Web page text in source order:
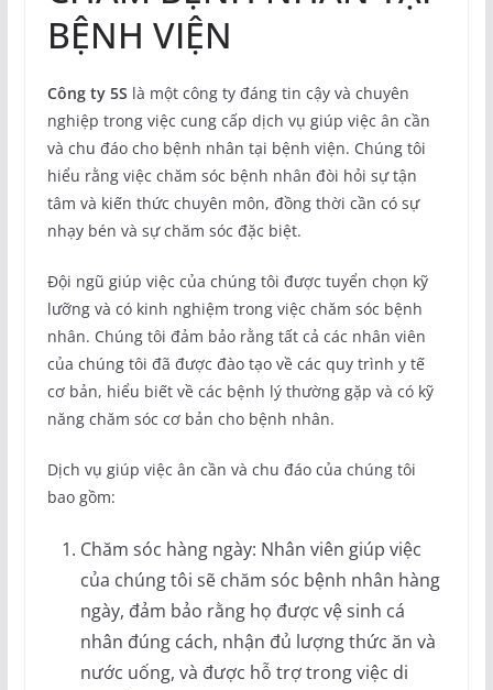
BỆNH VIỆN
Công ty 5S là một công ty đáng tin cậy và chuyên
nghiệp trong việc cung cấp dịch vụ giúp việc ân cần
và chu đáo cho bệnh nhân tại bệnh viện. Chúng tôi
hiểu rằng việc chăm sóc bệnh nhân đòi hỏi sự tận
tâm và kiến thức chuyên môn, đồng thời cần có sự
nhạy bén và sự chăm sóc đặc biệt.
Đội ngũ giúp việc của chúng tôi được tuyển chọn kỹ
lưỡng và có kinh nghiệm trong việc chăm sóc bệnh
nhân. Chúng tôi đảm bảo rằng tất cả các nhân viên
của chúng tôi đã được đào tạo về các quy trình y tế
cơ bản, hiểu biết về các bệnh lý thường gặp và có kỹ
năng chăm sóc cơ bản cho bệnh nhân.
Dịch vụ giúp việc ân cần và chu đáo của chúng tôi
bao gồm:
Chăm sóc hàng ngày: Nhân viên giúp việc
của chúng tôi sẽ chăm sóc bệnh nhân hàng
ngày, đảm bảo rằng họ được vệ sinh cá
nhân đúng cách, nhận đủ lượng thức ăn và
nước uống, và được hỗ trợ trong việc di